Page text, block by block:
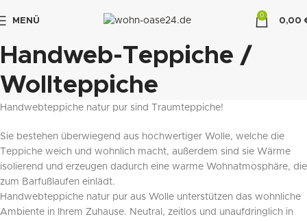
MENÜ
0
0,00
Handweb-Teppiche /
Wollteppiche
Handwebteppiche natur pur sind Traumteppiche!
Sie bestehen überwiegend aus hochwertiger Wolle, welche die
Teppiche weich und wohnlich macht, außerdem sind sie Wärme
isolierend und erzeugen dadurch eine warme Wohnatmosphäre, die
zum Barfußlaufen einlädt.
Handwebteppiche natur pur aus Wolle unterstützen das wohnliche
Ambiente in Ihrem Zuhause. Neutral, zeitlos und unaufdringlich in